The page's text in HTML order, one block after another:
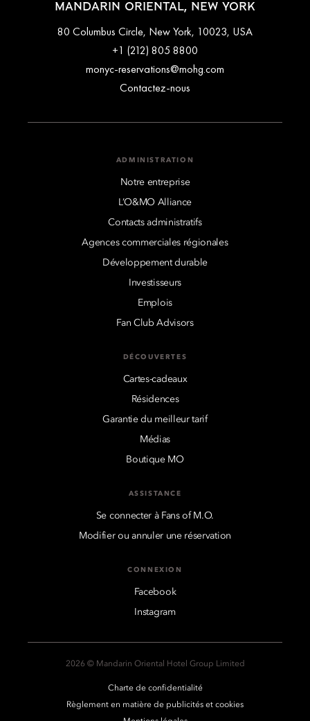
MANDARIN ORIENTAL, NEW YORK
80 Columbus Circle, New York, 10023, USA
+1 (212) 805 8800
monyc-reservations@mohg.com
Contactez-nous
ADMINISTRATION
Notre entreprise
L’O&MO Alliance
Contacts administratifs
Agences commerciales régionales
Développement durable
Investisseurs
Emplois
Fan Club Advisors
DÉCOUVERTES
Cartes-cadeaux
Résidences
Garantie du meilleur tarif
Médias
Boutique MO
ASSISTANCE
Se connecter à Fans of M.O.
Modifier ou annuler une réservation
CONNEXION
Facebook
Instagram
2026 © Mandarin Oriental Hotel Group Limited
Charte de confidentialité
Règlement en matière de publicités et cookies